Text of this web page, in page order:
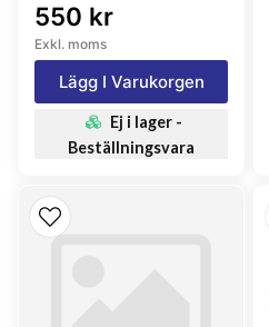
550 kr
Exkl. moms
Lägg I Varukorgen
Ej i lager -
Beställningsvara